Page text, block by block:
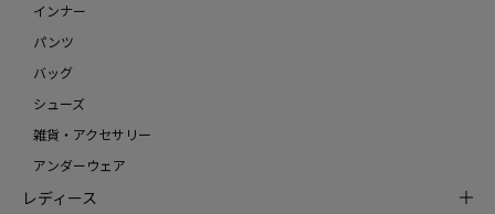
インナー
パンツ
バッグ
シューズ
雑貨・アクセサリー
アンダーウェア
レディース